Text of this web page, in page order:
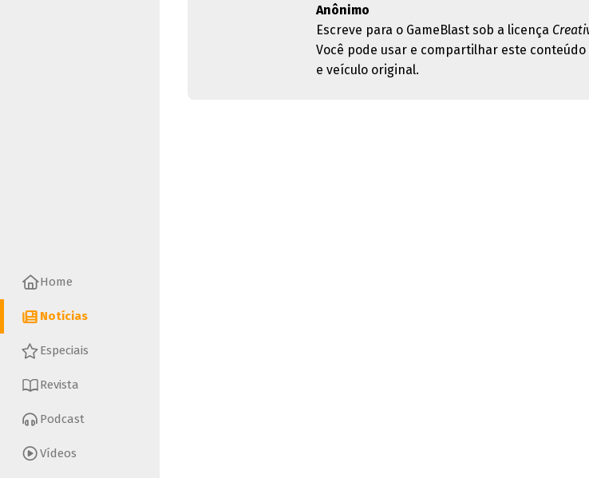
Home
Notícias
Especiais
Revista
Podcast
Vídeos
Anônimo
Escreve para o GameBlast sob a licença
Você pode usar e compartilhar este
e veículo original.